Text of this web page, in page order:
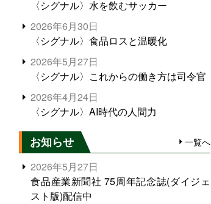
〈シグナル〉水を飲むサッカー
2026年6月30日
〈シグナル〉食品ロスと温暖化
2026年5月27日
〈シグナル〉これからの働き方は司令官
2026年4月24日
〈シグナル〉AI時代の人間力
お知らせ 一覧へ
2026年5月27日
食品産業新聞社 75周年記念誌(ダイジェ
スト版)配信中